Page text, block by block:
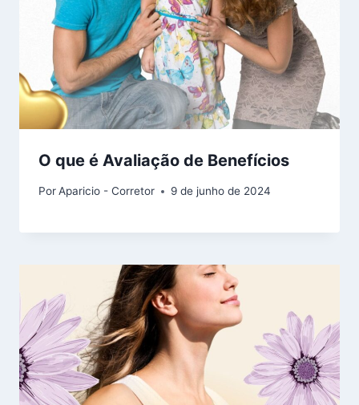
O que é Avaliação de Benefícios
PorAparicio - Corretor 9 de junho de 2024